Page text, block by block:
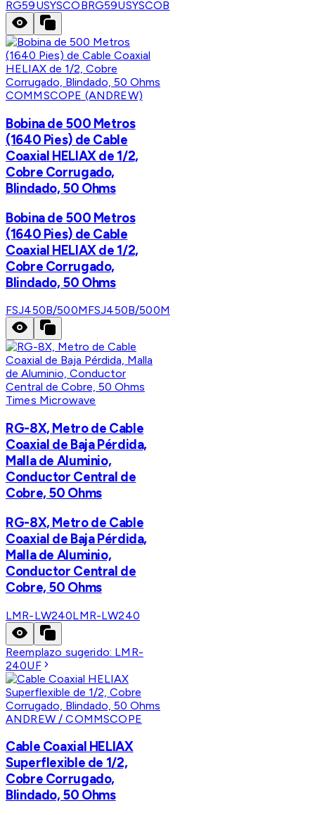
RG59USYSCOBRG59USYSCOB
COMMSCOPE (ANDREW)
Bobina de 500 Metros
(1640 Pies) de Cable
Coaxial HELIAX de 1/2,
Cobre Corrugado,
Blindado, 50 Ohms
Bobina de 500 Metros
(1640 Pies) de Cable
Coaxial HELIAX de 1/2,
Cobre Corrugado,
Blindado, 50 Ohms
FSJ450B/500MFSJ450B/500M
Times Microwave
RG-8X, Metro de Cable
Coaxial de Baja Pérdida,
Malla de Aluminio,
Conductor Central de
Cobre, 50 Ohms
RG-8X, Metro de Cable
Coaxial de Baja Pérdida,
Malla de Aluminio,
Conductor Central de
Cobre, 50 Ohms
LMR-LW240LMR-LW240
Reemplazo sugerido: LMR-
240UF
ANDREW / COMMSCOPE
Cable Coaxial HELIAX
Superflexible de 1/2,
Cobre Corrugado,
Blindado, 50 Ohms